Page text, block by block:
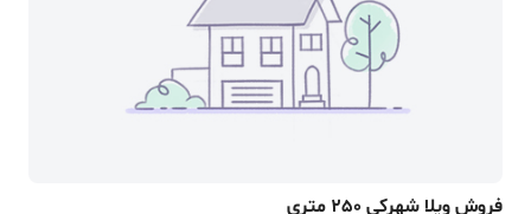
فروش ویلا شهرکی 250 متری